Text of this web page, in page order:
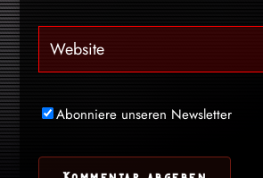
Abonniere unseren Newsletter